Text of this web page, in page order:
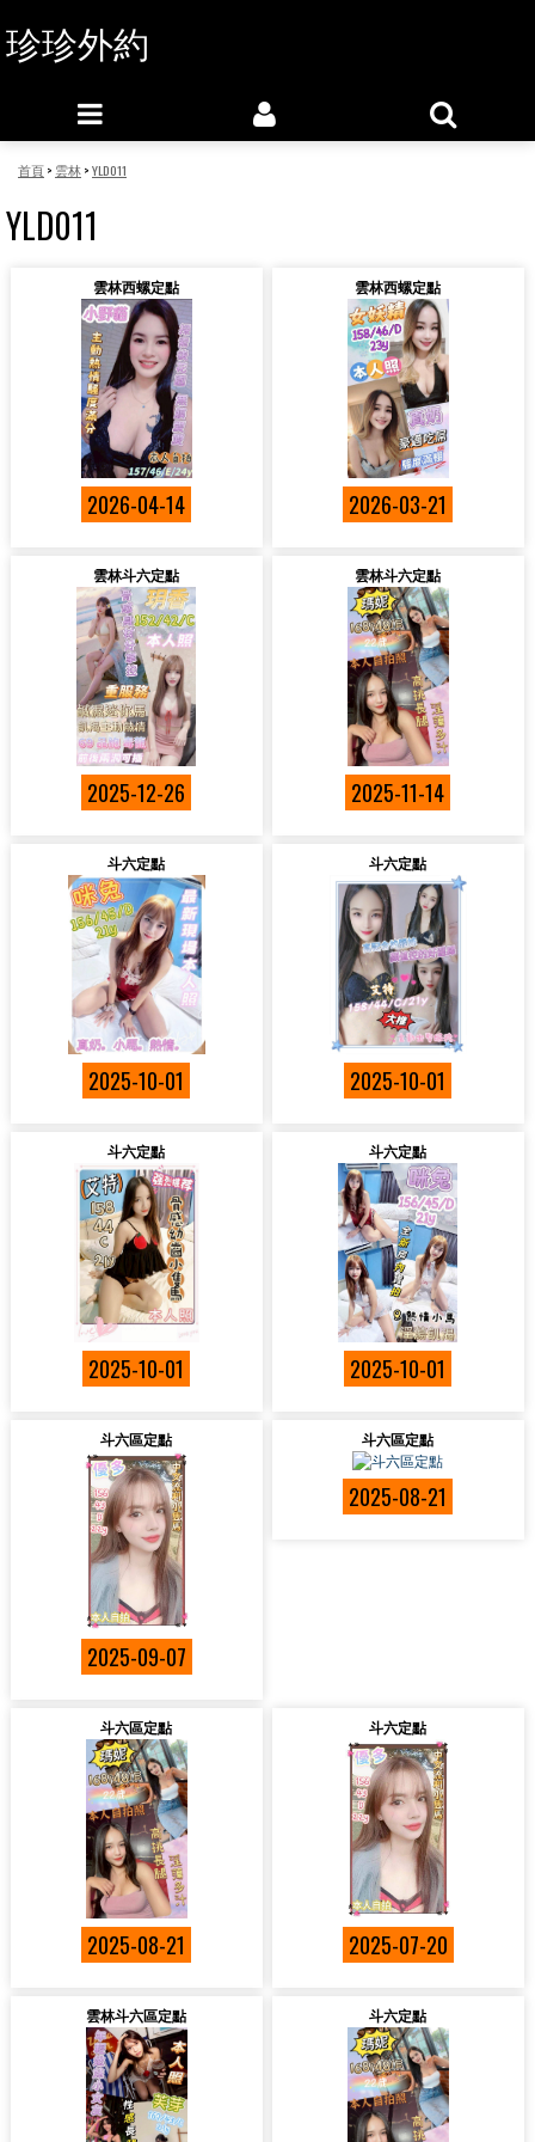
珍珍外約
首頁> 雲林>YLD011
YLD011
雲林西螺定點
2026-04-14
雲林西螺定點
2026-03-21
雲林斗六定點
2025-12-26
雲林斗六定點
2025-11-14
斗六定點
2025-10-01
斗六定點
2025-10-01
斗六定點
2025-10-01
斗六定點
2025-10-01
斗六區定點
2025-09-07
斗六區定點
2025-08-21
斗六區定點
2025-08-21
斗六定點
2025-07-20
雲林斗六區定點 斗六定點